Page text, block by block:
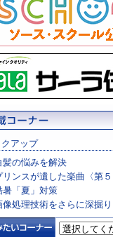
アップ
髪の悩みを解決
リンスが遺した楽曲〈第５
暑「夏」対策
像処理技術をさらに深掘り